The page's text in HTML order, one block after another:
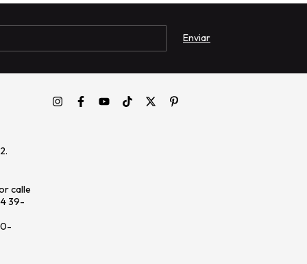
calle
39-